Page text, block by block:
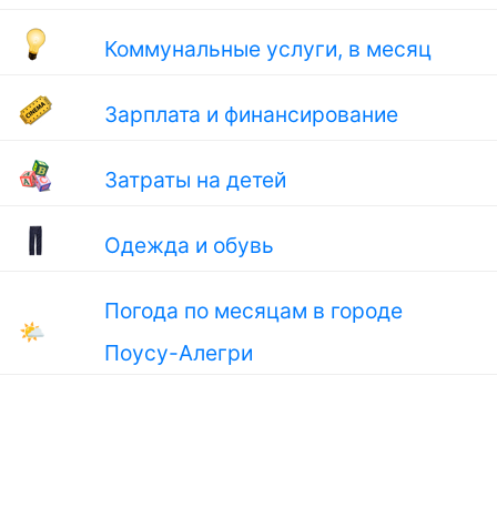
Коммунальные услуги, в месяц
Зарплата и финансирование
Затраты на детей
Одежда и обувь
🌤
Погода по месяцам в городе
Поусу-Алегри